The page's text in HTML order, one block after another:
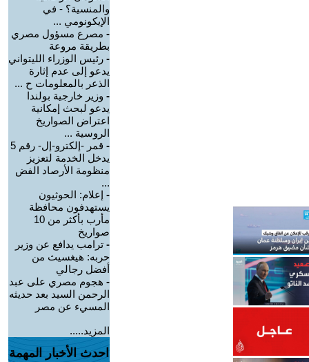
والمنسية؟ - في
الإيكونومي ...
- مصرع مسؤول مصري
بطريقة مروعة
- رئيس الوزراء الليتواني
يدعو إلى عدم إثارة
الذعر بالمعلومات ح ...
- وزير خارجية بولندا
يدعو لبحث إمكانية
اعتراض الصواريخ
الروسية ...
-
قمر -إلكترو-إل- رقم 5
يدخل الخدمة لتعزيز
منظومة الأرصاد الفض
...
- إعلام: الحوثيون
يستهدفون محافظة
مأرب بأكثر من 10
صواريخ
- ترامب يدافع عن وزير
حربه: هيغسيث من
أفضل رجالي
- هجوم مصري على عبد
الرحمن السيد بعد حديثه
المسيء عن مصر
المزيد.....
احدث الأخبار المهمة